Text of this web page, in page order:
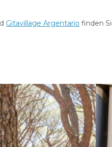
Gitavillage Argentario finden